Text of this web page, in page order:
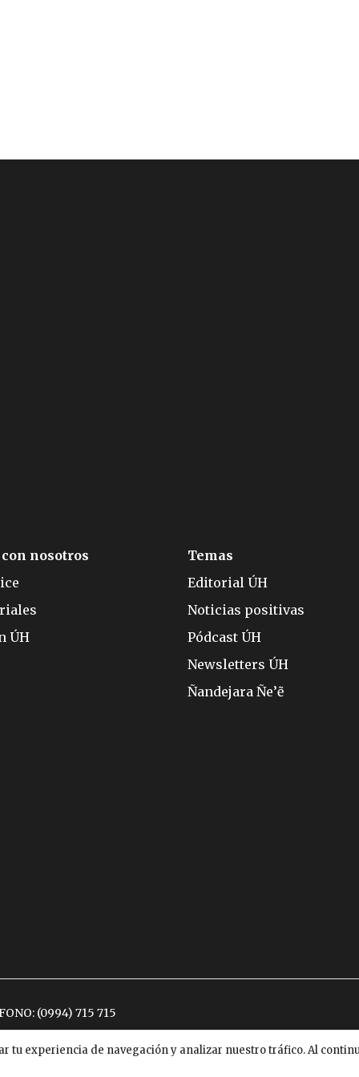
tu experiencia de navegación y analizar nuestro tráfico. Al
nosotros
ÚH
Temas
Editorial ÚH
Noticias positivas
Pódcast ÚH
Newsletters ÚH
Ñandejara Ñe’ẽ
(0994) 715 715